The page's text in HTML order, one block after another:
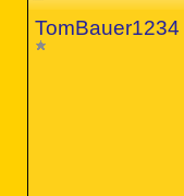
TomBauer1234